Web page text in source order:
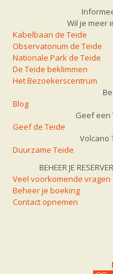
Wil je meer
Kabelbaan de Teide
Observatorium de Teide
Nationale Park de Teide
De Teide beklimmen
Het Bezoekerscentrum
Blog
Geef een
Geef de Teide
Volcano
Duurzame Teide
BEHEER JE
Veel voorkomende vragen
Beheer je boeking
Contact opnemen